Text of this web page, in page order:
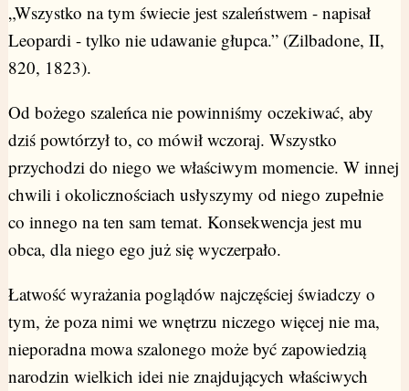
„Wszystko na tym świecie jest szaleństwem - napisał
Leopardi - tylko nie udawanie głupca.” (Zilbadone, II,
820, 1823).
Od bożego szaleńca nie powinniśmy oczekiwać, aby
dziś powtórzył to, co mówił wczoraj. Wszystko
przychodzi do niego we właściwym momencie. W innej
chwili i okolicznościach usłyszymy od niego zupełnie
co innego na ten sam temat. Konsekwencja jest mu
obca, dla niego ego już się wyczerpało.
Łatwość wyrażania poglądów najczęściej świadczy o
tym, że poza nimi we wnętrzu niczego więcej nie ma,
nieporadna mowa szalonego może być zapowiedzią
narodzin wielkich idei nie znajdujących właściwych